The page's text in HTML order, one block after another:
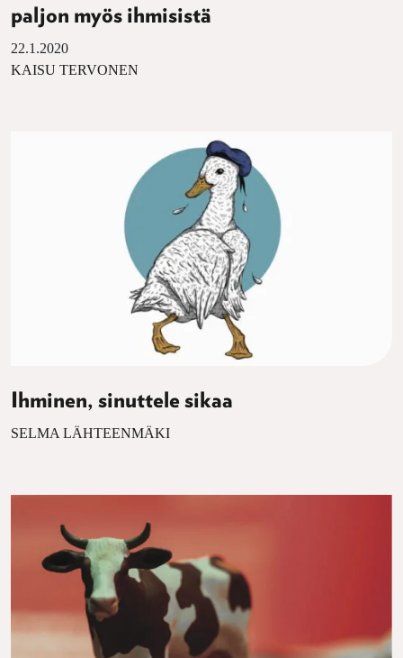
paljon myös ihmisistä
22.1.2020
KAISU TERVONEN
Ihminen, sinuttele sikaa
SELMA LÄHTEENMÄKI